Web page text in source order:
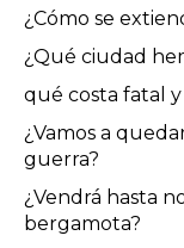
¿Cómo se
¿Qué ciudad
qué costa fatal
¿Vamos a
guerra?
¿Vendrá hasta
bergamota?